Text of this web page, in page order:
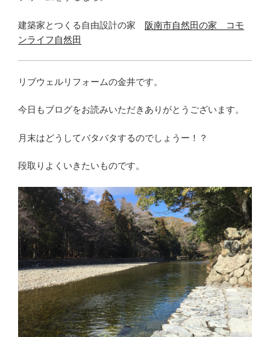
建築家とつくる自由設計の家 阪南市自然田の家 コモ
ンライフ自然田
リブウェルリフォームの金井です。
今日もブログをお読みいただきありがとうございます。
月末はどうしてバタバタするのでしょうー！？
段取りよくいきたいものです。